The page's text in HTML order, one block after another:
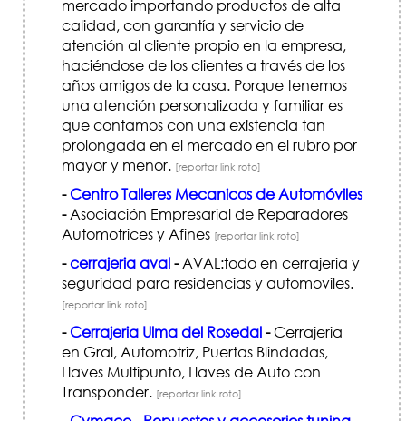
mercado importando productos de alta
calidad, con garantía y servicio de
atención al cliente propio en la empresa,
haciéndose de los clientes a través de los
años amigos de la casa. Porque tenemos
una atención personalizada y familiar es
que contamos con una existencia tan
prolongada en el mercado en el rubro por
mayor y menor. [reportar link roto]
-Centro Talleres Mecanicos de Automóviles
-Asociación Empresarial de Reparadores
Automotrices y Afines [reportar link roto]
-cerrajeria aval-AVAL:todo en cerrajeria y
seguridad para residencias y automoviles.
[reportar link roto]
-Cerrajeria Ulma del Rosedal-Cerrajeria
en Gral, Automotriz, Puertas Blindadas,
Llaves Multipunto, Llaves de Auto con
Transponder. [reportar link roto]